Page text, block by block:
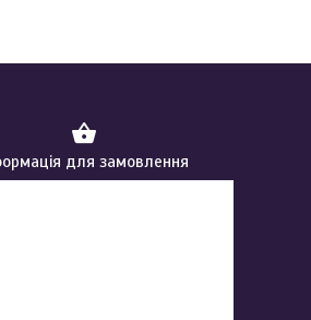
для замовлення